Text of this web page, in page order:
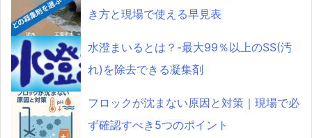
き方と現場で使える早見表
水澄まいるとは？-最大99％以上のSS(汚
れ)を除去できる凝集剤
フロックが沈まない原因と対策｜現場で必
ず確認すべき5つのポイント